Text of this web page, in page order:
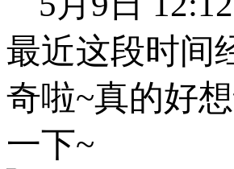
最近这段时间
奇啦~真的好
一下~